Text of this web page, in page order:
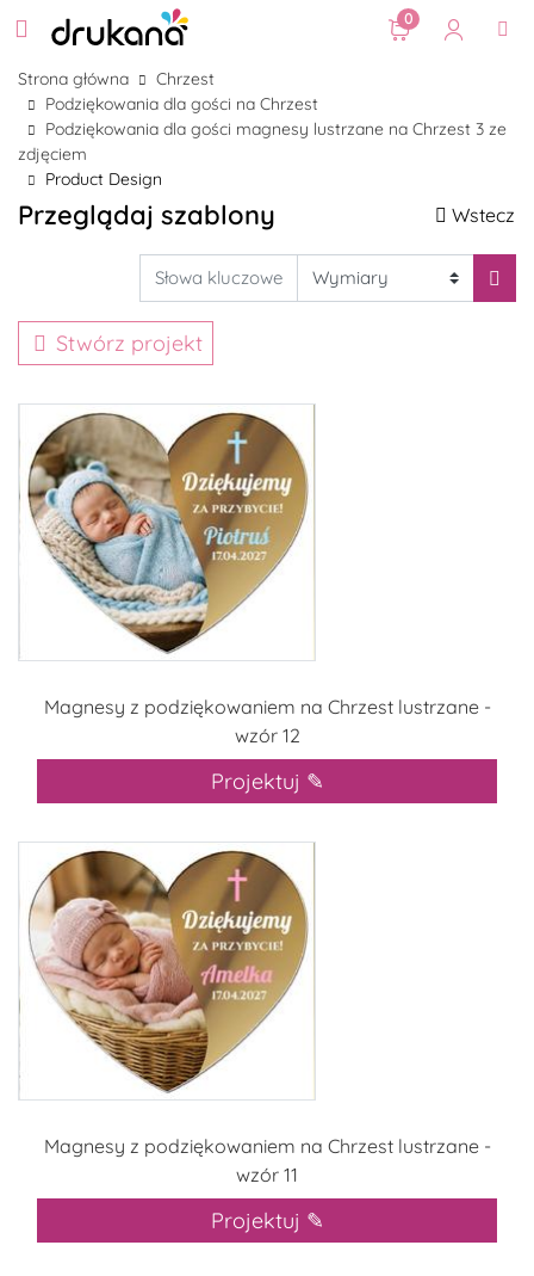
0
Strona główna
Chrzest
Podziękowania dla gości na Chrzest
Podziękowania dla gości magnesy lustrzane na Chrzest 3 ze
zdjęciem
Product Design
Przeglądaj szablony Wstecz
Stwórz projekt
Magnesy z podziękowaniem na Chrzest lustrzane -
wzór 12
Projektuj ✎
Magnesy z podziękowaniem na Chrzest lustrzane -
wzór 11
Projektuj ✎